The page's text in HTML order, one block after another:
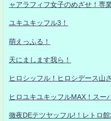
ャアラフィフ女子のめざせ！専
ユキユキッフル3！
萌えっふる！
天にまします我ら！
ヒロシッフル！ヒロシデース山
ヒロユキユキッフルMAX！スー
徹夜DEテツヤッフル!！レトロ館